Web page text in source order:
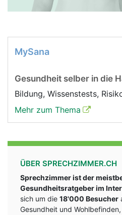
MySana
Gesundheit selber in die
Bildung, Wissenstests,
Mehr zum Thema
ÜBER SPRECHZIMMER.CH
Sprechzimmer ist der
Gesundheitsratgeber im
sich um die 18'000 Besucher
Gesundheit und